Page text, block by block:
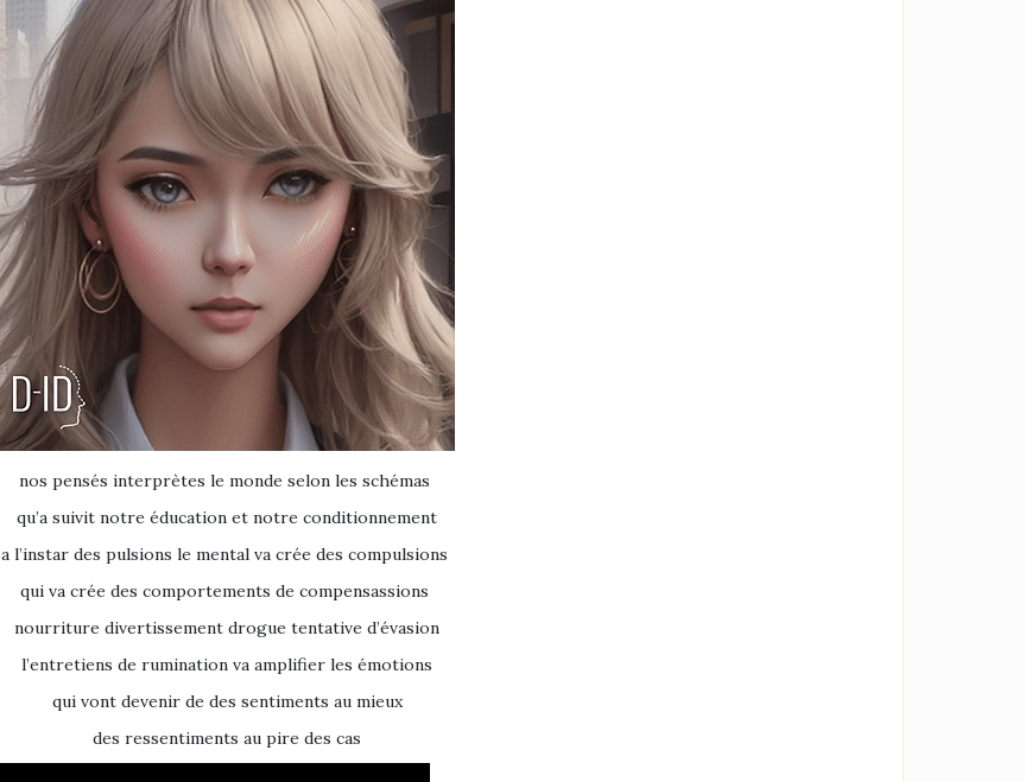
nos pensés interprètes le monde selon les schémas
qu’a suivit notre éducation et notre conditionnement
a l’instar des pulsions le mental va crée des compulsions
qui va crée des comportements de compensassions
nourriture divertissement drogue tentative d’évasion
l’entretiens de rumination va amplifier les émotions
qui vont devenir de des sentiments au mieux
des ressentiments au pire des cas